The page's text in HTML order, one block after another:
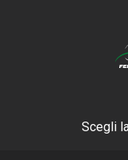
Scegli